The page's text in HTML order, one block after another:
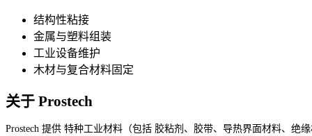
结构性粘接
金属与塑料组装
工业设备维护
木材与复合材料固定
关于 Prostech
Prostech 提供 特种工业材料（包括 胶粘剂、胶带、导热界面材料、绝